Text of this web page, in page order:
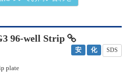
96-well Strip
安 化 SDS
plate